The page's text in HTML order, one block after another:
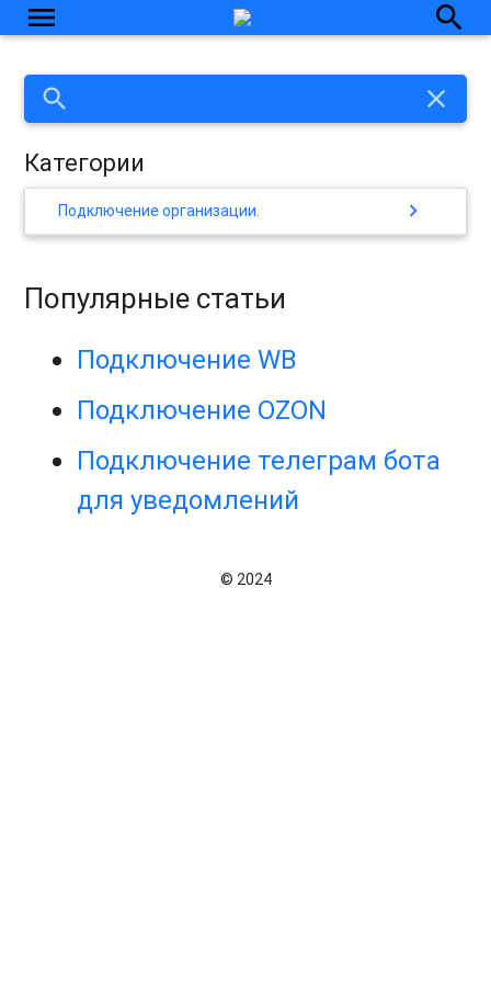
menu search
search close
Категории
Подключение организации. chevron_right
Популярные статьи
Подключение WB
Подключение OZON
Подключение телеграм бота
для уведомлений
© 2024